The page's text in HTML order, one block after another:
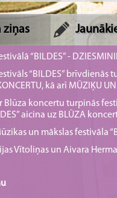
ziņas
“BILDES” -
“BILDES” brīvdienās
kā arī MŪZIĶU
Blūza koncertu turpinās
aicina uz BLŪZA
un mākslas festivāla
Vītoliņas un Aivara